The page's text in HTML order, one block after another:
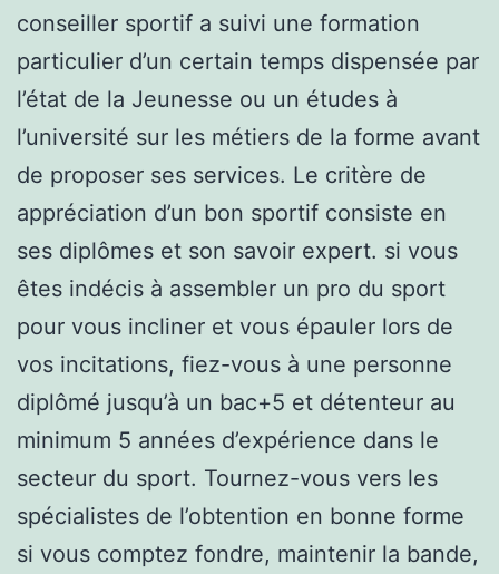
conseiller sportif a suivi une formation
particulier d’un certain temps dispensée par
l’état de la Jeunesse ou un études à
l’université sur les métiers de la forme avant
de proposer ses services. Le critère de
appréciation d’un bon sportif consiste en
ses diplômes et son savoir expert. si vous
êtes indécis à assembler un pro du sport
pour vous incliner et vous épauler lors de
vos incitations, fiez-vous à une personne
diplômé jusqu’à un bac+5 et détenteur au
minimum 5 années d’expérience dans le
secteur du sport. Tournez-vous vers les
spécialistes de l’obtention en bonne forme
si vous comptez fondre, maintenir la bande,